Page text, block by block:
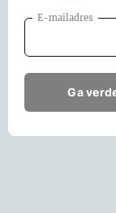
E-mailadres
Ga